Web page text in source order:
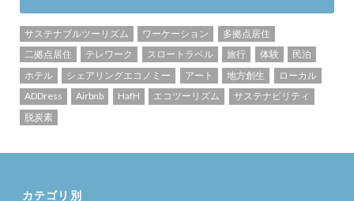
サステナブルツーリズム ワーケーション
多拠点居住
二拠点居住
テレワーク スロートラベル 旅行 体験
民泊
ホテル
シェアリングエコノミー アート 地方創生
ローカル
ADDress
Airbnb HafH エコツーリズム
サステナビリティ
脱炭素
カテゴリ別